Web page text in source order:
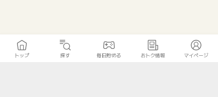
トップ 探す 毎日貯める おトク情報 マイページ